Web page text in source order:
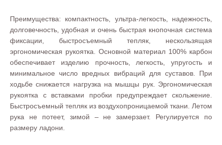
Преимущества: компактность, ультра-легкость, надежность,
долговечность, удобная и очень быстрая кнопочная система
фиксации, быстросъемный тепляк, нескользящая
эргономическая рукоятка. Основной материал 100% карбон
обеспечивает изделию прочность, легкость, упругость и
минимальное число вредных вибраций для суставов. При
ходьбе снижается нагрузка на мышцы рук. Эргономическая
рукоятка с вставками пробки предупреждает скольжение.
Быстросъемный тепляк из воздухопроницаемой ткани. Летом
рука не потеет, зимой – не замерзает. Регулируется по
размеру ладони.